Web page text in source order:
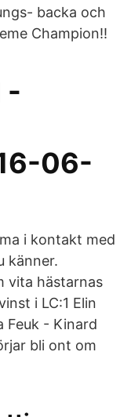
backa och
Champion!!
-
06-
i kontakt med
känner.
vita hästarnas
i LC:1 Elin
Feuk - Kinard
bli ont om